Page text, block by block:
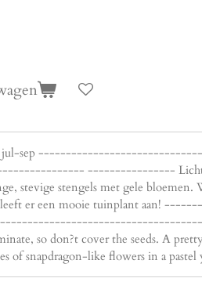
- * jul-sep
----------------
stevige stengels met gele bloemen.
er een mooie tuinplant aan!
so don?t cover the seeds. A
of snapdragon-like flowers in a pastel